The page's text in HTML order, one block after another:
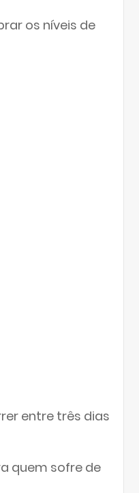
os níveis de
entre três dias
quem sofre de